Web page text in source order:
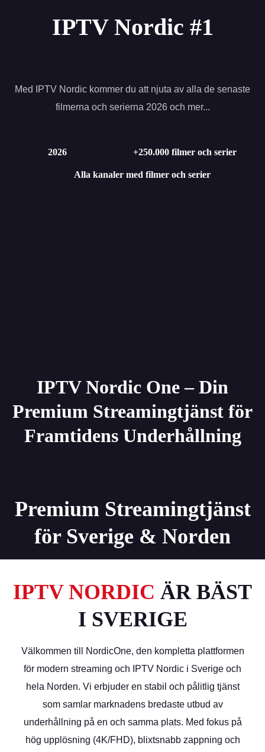
IPTV Nordic #1
Med IPTV Nordic kommer du att njuta av alla de senaste
filmerna och serierna 2026 och mer...
2026 +250.000 filmer och serier
Alla kanaler med filmer och serier
IPTV Nordic One – Din
Premium Streamingtjänst för
Framtidens Underhållning
Premium Streamingtjänst
för Sverige & Norden
IPTV NORDIC ÄR BÄST
I SVERIGE
Välkommen till NordicOne, den kompletta plattformen
för modern streaming och IPTV Nordic i Sverige och
hela Norden. Vi erbjuder en stabil och pålitlig tjänst
som samlar marknadens bredaste utbud av
underhållning på en och samma plats. Med fokus på
hög upplösning (4K/FHD), blixtsnabb zappning och